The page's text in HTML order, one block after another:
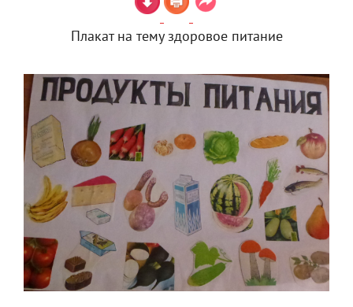
Плакат на тему здоровое питание